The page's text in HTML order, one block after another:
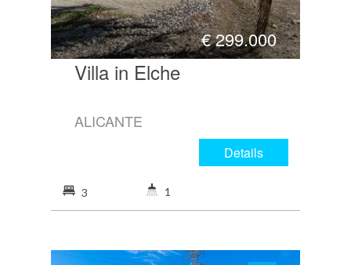
€299.000
Villa in Elche
ALICANTE
Details
3 1